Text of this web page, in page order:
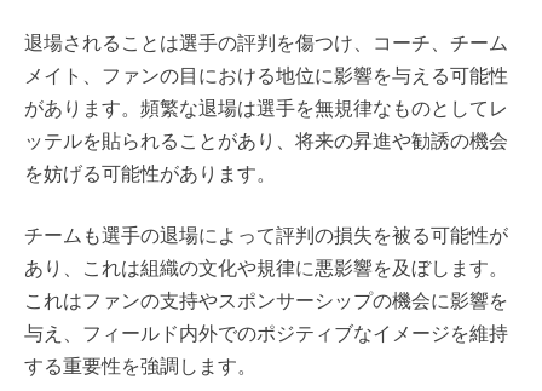
退場されることは選手の評判を傷つけ、コーチ、チーム
メイト、ファンの目における地位に影響を与える可能性
があります。頻繁な退場は選手を無規律なものとしてレ
ッテルを貼られることがあり、将来の昇進や勧誘の機会
を妨げる可能性があります。
チームも選手の退場によって評判の損失を被る可能性が
あり、これは組織の文化や規律に悪影響を及ぼします。
これはファンの支持やスポンサーシップの機会に影響を
与え、フィールド内外でのポジティブなイメージを維持
する重要性を強調します。